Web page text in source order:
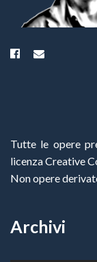
Tutte le opere
licenza Creative
Non opere
Archivi